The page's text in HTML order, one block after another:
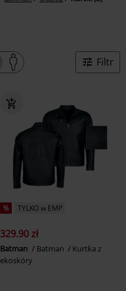
Filtr
% TYLKO w EMP
329.90 zł
Batman Batman
Kurtka z
ekoskóry